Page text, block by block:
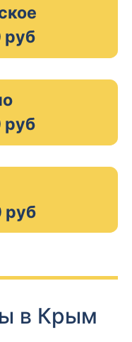
руб
руб
руб
в Крым